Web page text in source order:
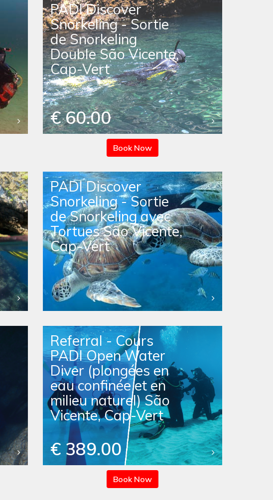
PADI Discover
Snorkeling - Sortie
de Snorkeling
Double São Vicente,
Cap-Vert
€ 60.00
Book Now
PADI Discover
Snorkeling - Sortie
de Snorkeling avec
Tortues São Vicente,
Cap-Vert
Referral - Cours
PADI Open Water
Diver (plongées en
eau confinée et en
milieu naturel) São
Vicente, Cap-Vert
€ 389.00
Book Now